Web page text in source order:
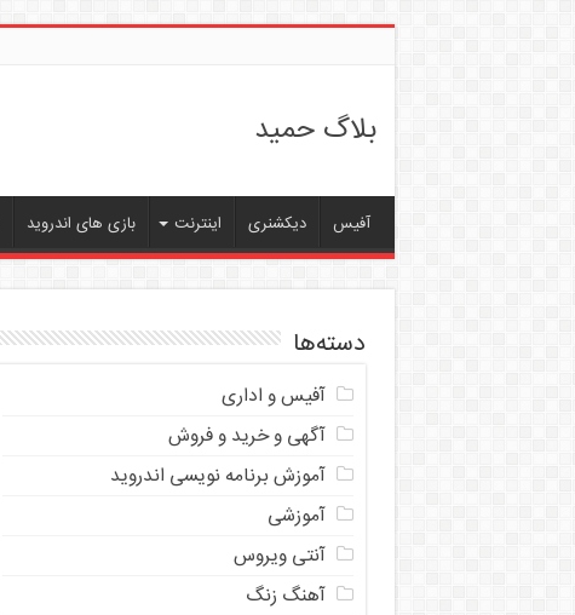
بلاگ حمید
آفیس دیکشنری اینترنت بازی های اندروید
دسته‌ها
آفیس و اداری
آگهی و خرید و فروش
آموزش برنامه نویسی اندروید
آموزشی
آنتی ویروس
آهنگ زنگ